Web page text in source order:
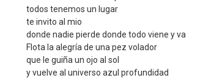
todos tenemos un lugar
te invito al mio
donde nadie pierde donde todo viene y va
Flota la alegría de una pez volador
que le guiña un ojo al sol
y vuelve al universo azul profundidad